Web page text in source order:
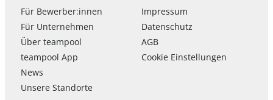
Für Bewerber:innen
Für Unternehmen
Überteampool
teampool App
News
Unsere Standorte
Impressum
Datenschutz
AGB
Cookie Einstellungen